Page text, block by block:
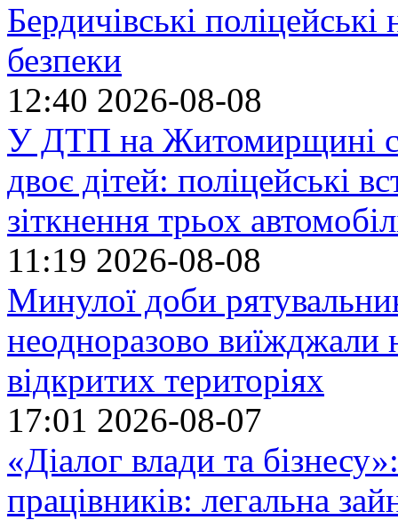
Бердичівські
безпеки
12:40 2026-08-08
У ДТП на Житомирщині
двоє дітей: поліцейські
зіткнення трьох
11:19 2026-08-08
Минулої доби
неодноразово виїжджали
відкритих територіях
17:01 2026-08-07
«Діалог влади та
працівників: легальна